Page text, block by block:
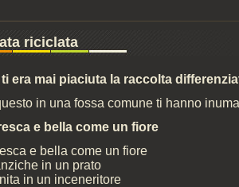
riciclata
era mai piaciuta la raccolta
in una fossa comune ti hanno
e bella come un fiore
e bella come un fiore
in un prato
in un inceneritore